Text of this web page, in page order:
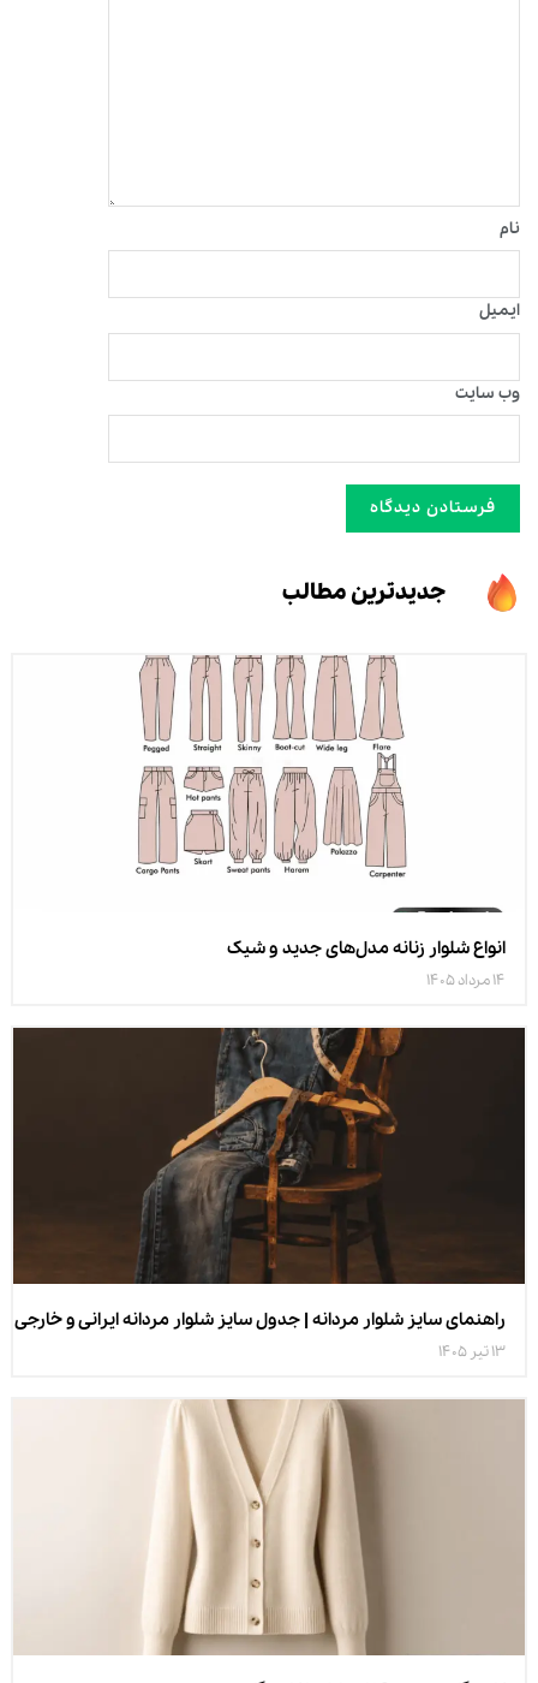
نام
ایمیل
وب‌ سایت
جدیدترین مطالب
انواع شلوار زنانه مدل‌های جدید و شیک
14 مرداد 1405
راهنمای سایز شلوار مردانه | جدول سایز شلوار مردانه ایرانی و خارجی
13 تیر 1405